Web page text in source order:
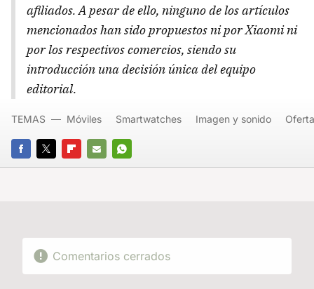
afiliados. A pesar de ello, ninguno de los artículos
mencionados han sido propuestos ni por Xiaomi ni
por los respectivos comercios, siendo su
introducción una decisión única del equipo
editorial.
FACEBOOK
TWITTERFLIPBOARD
E-
WHATSAPP
TEMAS Móviles Smartwatches Imagen y sonido
Comentarios cerrados